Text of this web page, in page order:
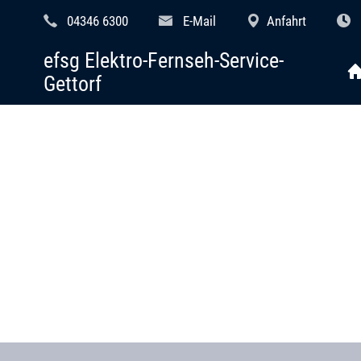
04346 6300 E-Mail Anfahrt
efsg Elektro-Fernseh-Service-
Gettorf